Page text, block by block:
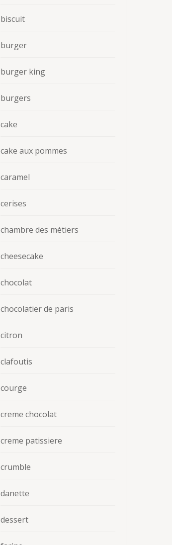
biscuit
burger
burger king
burgers
cake
cake aux pommes
caramel
cerises
chambre des métiers
cheesecake
chocolat
chocolatier de paris
citron
clafoutis
courge
creme chocolat
creme patissiere
crumble
danette
dessert